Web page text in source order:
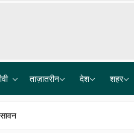
ताज़ातरीन देश शहर
सावन